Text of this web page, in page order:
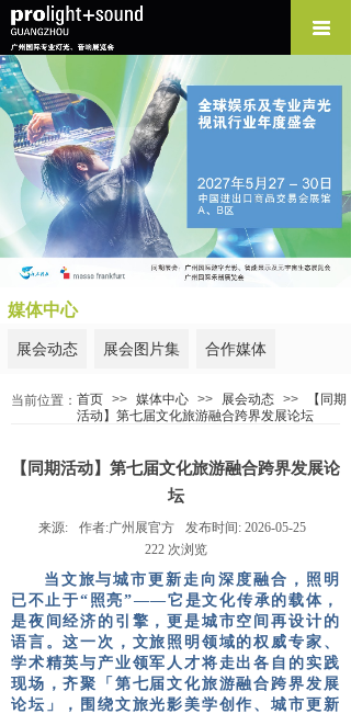
媒体中心
展会动态 展会图片集 合作媒体
首页 >> 媒体中心 >> 展会动态 >>
【同期
活动】第七届文化旅游融合跨界发展论坛
当前位置：
【同期活动】第七届文化旅游融合跨界发展论
坛
来源: 作者:广州展官方 发布时间: 2026-05-25
222 次浏览
当文旅与城市更新走向深度融合，照明
已不止于“照亮”——它是文化传承的载体，
是夜间经济的引擎，更是城市空间再设计的
语言。这一次， 文旅照明领域的权威专家 、
学术精英与产业领军人才将走出各自的实践
现场，齐聚
「第七届文化旅游融合跨界发展
论坛」
，围绕文旅光影美学创作 、城市更新